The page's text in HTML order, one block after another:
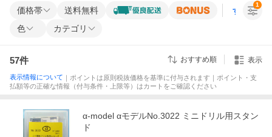
価格帯 送料無料 すべての条
色 カテゴリ
1
57件 おすすめ順 表示
表示情報について ｜ポイントは原則税抜価格を基準に付与されます｜ポイント・支
払額等の正確な情報（付与条件・上限等）はカートをご確認ください
α-model αモデルNo.3022 ミニドリル用スタン
ド